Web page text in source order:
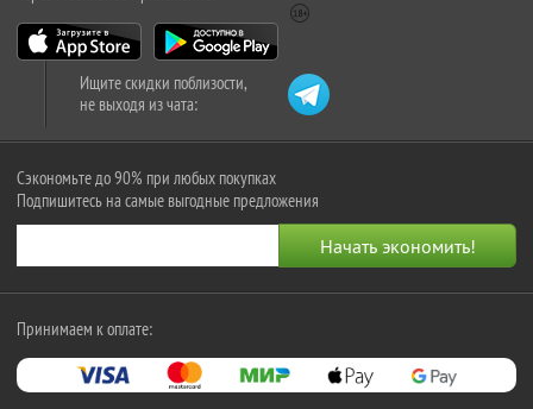
Ищите скидки поблизости,
не выходя из чата:
Сэкономьте до 90% при любых покупках
Подпишитесь на самые выгодные предложения
Принимаем к оплате: